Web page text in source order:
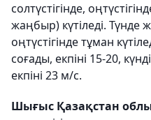
солтүстігінде,
жаңбыр) күтіледі.
оңтүстігінде тұман
соғады, екпіні 15-20,
екпіні 23 м/с.
Шығыс Қазақстан